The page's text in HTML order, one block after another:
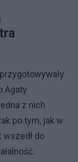
Agaty
z nich
po tym, jak w
wszedł do